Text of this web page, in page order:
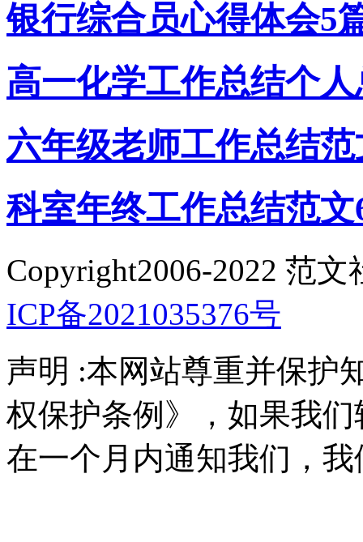
银行综合员心得体会5
高一化学工作总结个
六年级老师工作总结
科室年终工作总结范文
Copyright2006-2022 范
ICP备2021035376号
声明 :本网站尊重并保护
权保护条例》，如果我
在一个月内通知我们，